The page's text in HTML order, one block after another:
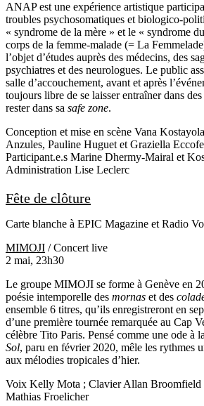
ANAP est une expérience artistique
troubles psychosomatiques et biologico-
« syndrome de la mère » et le « syndrome
corps de la femme-malade (= La
l’objet d’études auprès des médecins, des
psychiatres et des neurologues. Le public
salle d’accouchement, avant et après
toujours libre de se laisser entraîner dans
rester dans sa safe zone.
Conception et mise en scène Vana Kostayola
Anzules, Pauline Huguet et Graziella
Participant.e.s Marine Dhermy-Mairal et
Administration Lise Leclerc
Fête de clôture
Carte blanche à EPIC Magazine et Radio
MIMOJI / Concert live
2 mai, 23h30
Le groupe MIMOJI se forme à Genève en
poésie intemporelle des mornas et des
ensemble 6 titres, qu’ils enregistreront en
d’une première tournée remarquée au Cap
célèbre Tito Paris. Pensé comme une ode à
Sol, paru en février 2020, mêle les rythmes
aux mélodies tropicales d’hier.
Voix Kelly Mota ; ClavierAllan Broomfield
Mathias Froelicher